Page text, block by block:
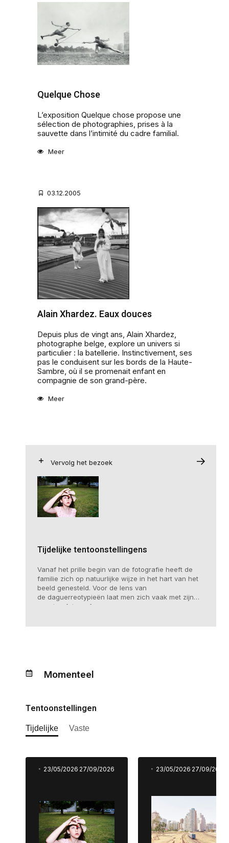
Quelque Chose
L’exposition Quelque chose propose une
sélection de photographies, prises à la
sauvette dans l’intimité du cadre familial.
Meer
03.12.2005
Alain Xhardez. Eaux douces
Depuis plus de vingt ans, Alain Xhardez,
photographe belge, explore un univers si
particulier : la batellerie. Instinctivement, ses
pas le conduisent sur les bords de la Haute-
Sambre, où il se promenait enfant en
compagnie de son grand-père.
Meer
Vervolg het bezoek
Tijdelijke tentoonstellingens
Vanaf het prille begin van de fotografie heeft de
familie zich op natuurlijke wijze in het hart van het
beeld genesteld. Voor de lens van
de daguerreotypieën laat men zich vaak met zijn
naasten fotograferen.
Momenteel
Tentoonstellingen
Tijdelijke Vaste
23/05/2026 27/09/2026 23/05/2026 27/09/2026